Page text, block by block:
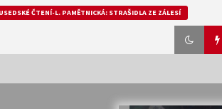
ČTENÍ-L. PAMĚTNICKÁ: STRAŠIDLA ZE ZÁLESÍ